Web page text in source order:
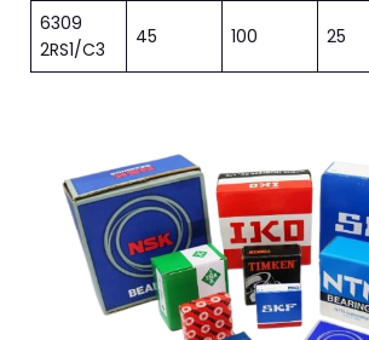
6309
2RS1/C3
45 100 25